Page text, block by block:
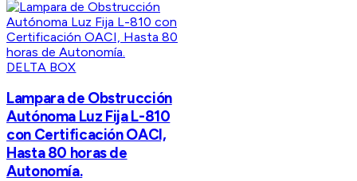
DELTA BOX
Lampara de Obstrucción
Autónoma Luz Fija L-810
con Certificación OACI,
Hasta 80 horas de
Autonomía.